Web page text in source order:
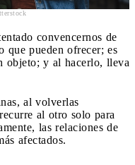
convencernos de
que pueden ofrecer; es
objeto; y al hacerlo, lleva
al volverlas
al otro solo para
las relaciones de
afectados.